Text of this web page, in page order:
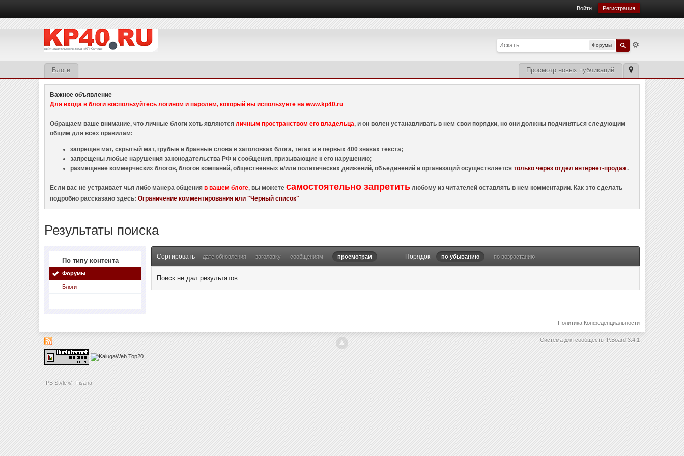
IPB Style © Fisana
Войти Регистрация
Форумы
Просмотр новых публикаций
Блоги
Важное объявление
Для входа в блоги воспользуйтесь логином и паролем, который вы используете на www.kp40.ru
Обращаем ваше внимание, что личные блоги хоть являютсяличным пространством его владельца, и он волен устанавливать в нем свои порядки, но они должны подчиняться следующим
общим для всех правилам:
запрещен мат, скрытый мат, грубые и бранные слова в заголовках блога, тегах и в первых 400 знаках текста;
запрещены любые нарушения законодательства РФ и сообщения, призывающие к его нарушению;
размещение коммерческих блогов, блогов компаний, общественных и/или политических движений, объединений и организаций осуществляетсятолько через отдел интернет-продаж.
Если вас не устраивает чья либо манера общенияв вашем блоге, вы можетесамостоятельно запретить любому из читателей оставлять в нем комментарии. Как это сделать
подробно рассказано здесь:Ограничение комментирования или "Черный список"
Результаты поиска
По типу контента
Форумы
Блоги
Сортировать дате обновления заголовку сообщениям просмотрам Порядок по убыванию по возрастанию
Поиск не дал результатов.
Политика Конфеденциальности
Система для сообществ IP.Board 3.4.1